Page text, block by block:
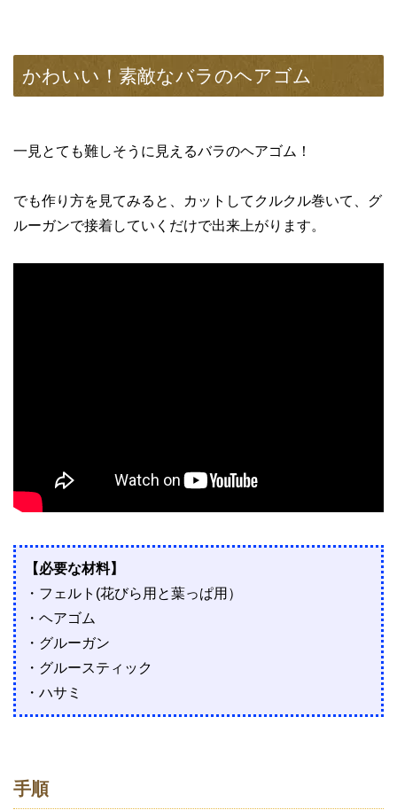
かわいい！素敵なバラのヘアゴム
一見とても難しそうに見えるバラのヘアゴム！
でも作り方を見てみると、カットしてクルクル巻いて、グ
ルーガンで接着していくだけで出来上がります。
【必要な材料】
・フェルト(花びら用と葉っぱ用）
・ヘアゴム
・グルーガン
・グルースティック
・ハサミ
手順